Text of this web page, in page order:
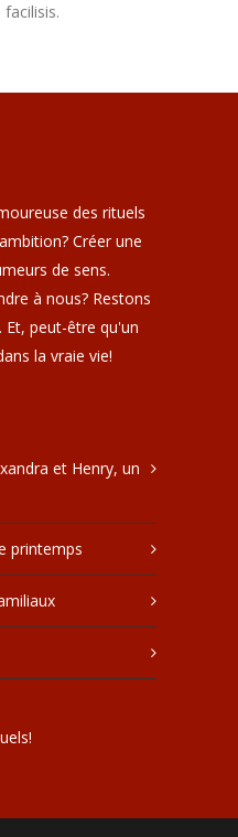
facilisis.
des rituels
Créer une
de sens.
à nous? Restons
Et, peut-être qu'un
la vraie vie!
et Henry, un
printemps